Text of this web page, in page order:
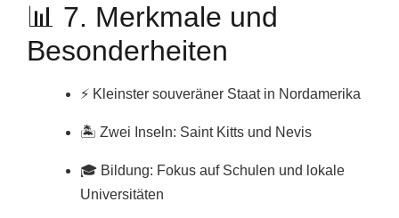
📊 7. Merkmale und
Besonderheiten
⚡ Kleinster souveräner Staat in Nordamerika
🏝️ Zwei Inseln: Saint Kitts und Nevis
🎓 Bildung: Fokus auf Schulen und lokale
Universitäten